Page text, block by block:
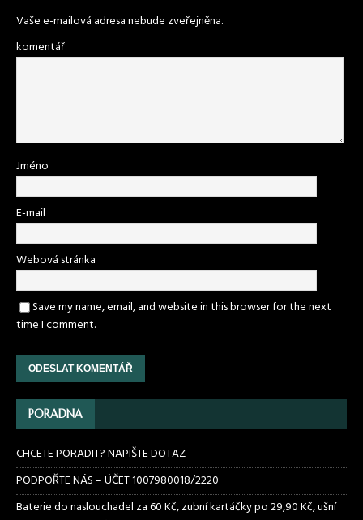
Vaše e-mailová adresa nebude zveřejněna.
komentář
Jméno
E-mail
Webová stránka
Save my name, email, and website in this browser for the next
time I comment.
PORADNA
CHCETE PORADIT? NAPIŠTE DOTAZ
PODPOŘTE NÁS – ÚČET 1007980018/2220
Baterie do naslouchadel za 60 Kč, zubní kartáčky po 29,90 Kč, ušní